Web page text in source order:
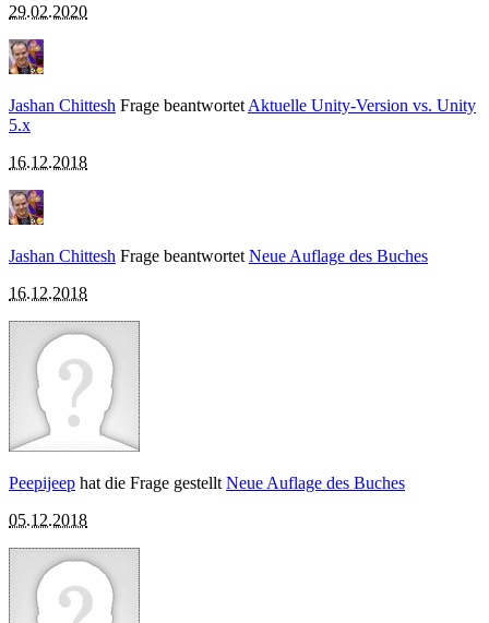
29.02.2020
Jashan Chittesh Frage beantwortet Aktuelle Unity-Version vs. Unity
5.x
16.12.2018
Jashan Chittesh Frage beantwortet Neue Auflage des Buches
16.12.2018
Peepijeep hat die Frage gestellt Neue Auflage des Buches
05.12.2018